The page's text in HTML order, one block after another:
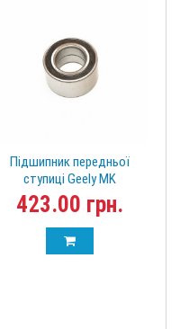
Підшипник передньої
ступиці Geely MK
1014003273
423.00 грн.